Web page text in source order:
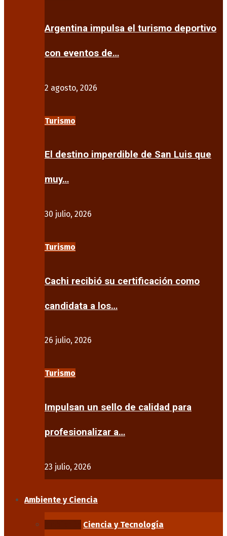
Argentina impulsa el turismo deportivo
con eventos de…
2 agosto, 2026
Turismo
El destino imperdible de San Luis que
muy…
30 julio, 2026
Turismo
Cachi recibió su certificación como
candidata a los…
26 julio, 2026
Turismo
Impulsan un sello de calidad para
profesionalizar a…
23 julio, 2026
Ambiente y Ciencia
Ciencia y Tecnología